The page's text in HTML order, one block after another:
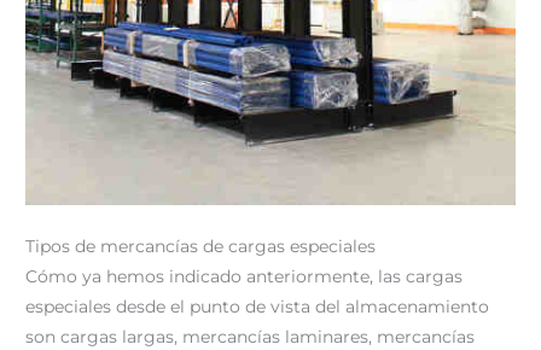
Tipos de mercancías de cargas especiales
Cómo ya hemos indicado anteriormente, las cargas
especiales desde el punto de vista del almacenamiento
son cargas largas, mercancías laminares, mercancías